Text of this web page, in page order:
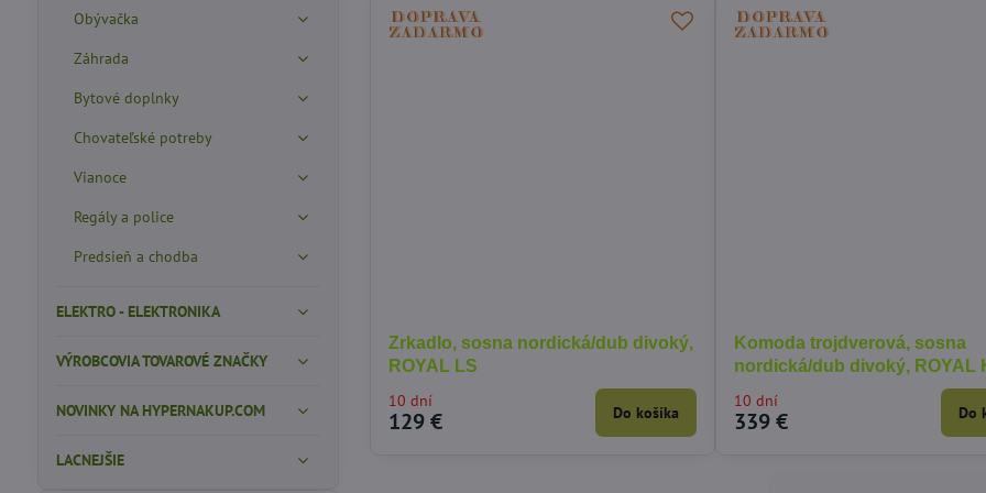
Zrkadlo, sosna nordická/dub divoký,
ROYAL LS
10 dní
129 € Do košíka
Komoda trojdverová, sosna
nordická/dub divoký, ROYAL
10 dní
339 € Do
Obývačka
Záhrada
Bytové doplnky
Chovateľské potreby
Vianoce
Regály a police
Predsieň a chodba
ELEKTRO - ELEKTRONIKA
VÝROBCOVIA TOVAROVÉ ZNAČKY
NOVINKY NA HYPERNAKUP.COM
LACNEJŠIE